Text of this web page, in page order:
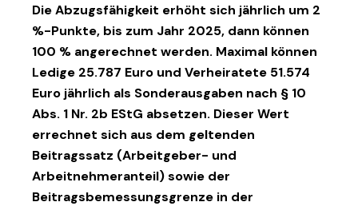
Die Abzugsfähigkeit erhöht sich jährlich um 2
%-Punkte, bis zum Jahr 2025, dann können
100 % angerechnet werden. Maximal können
Ledige 25.787 Euro und Verheiratete 51.574
Euro jährlich als Sonderausgaben nach § 10
Abs. 1 Nr. 2b EStG absetzen. Dieser Wert
errechnet sich aus dem geltenden
Beitragssatz (Arbeitgeber- und
Arbeitnehmeranteil) sowie der
Beitragsbemessungsgrenze in der